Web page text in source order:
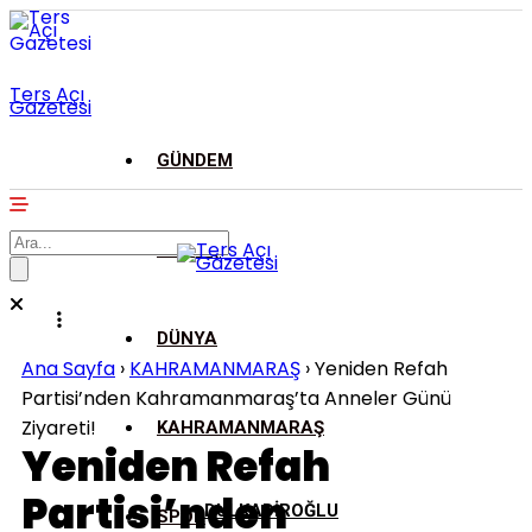
Ters Açı
Gazetesi
GÜNDEM
ASAYİŞ
DÜNYA
KAHRAMANMARAŞ
DULKADİROĞLU
SPOR
Ana Sayfa › KAHRAMANMARAŞ ›Yeniden Refah
Partisi’nden Kahramanmaraş’ta Anneler Günü
Ziyareti!
Yeniden Refah
Partisi’nden